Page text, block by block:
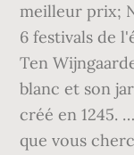
meilleur prix;
6 festivals de
Ten
blanc et son
créé en 1245.
que vous